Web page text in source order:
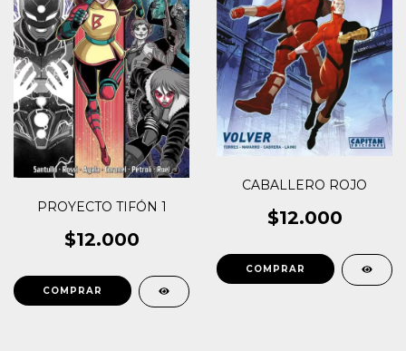
PROYECTO TIFÓN 1
$12.000
CABALLERO ROJO
$12.000